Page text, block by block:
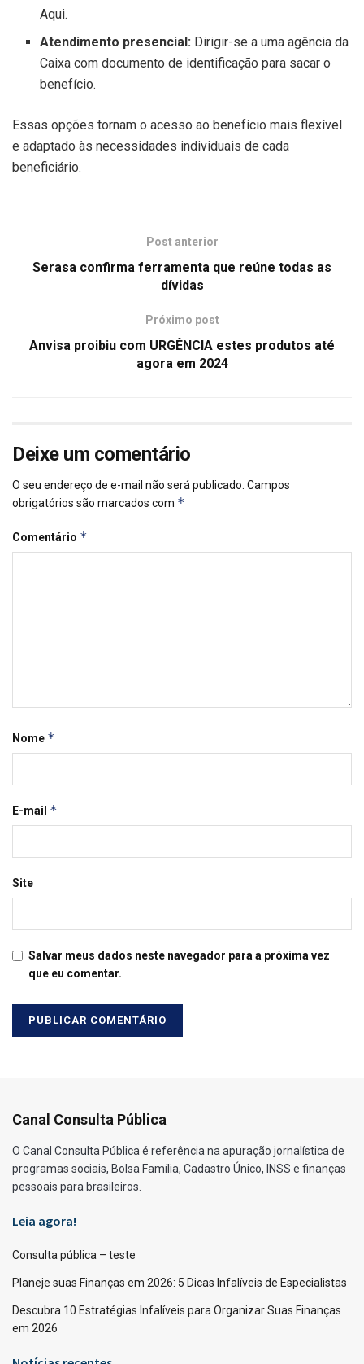
Aqui.
Atendimento presencial: Dirigir-se a uma agência da
Caixa com documento de identificação para sacar o
benefício.
Essas opções tornam o acesso ao benefício mais flexível
e adaptado às necessidades individuais de cada
beneficiário.
Post anterior
Serasa confirma ferramenta que reúne todas as
dívidas
Próximo post
Anvisa proibiu com URGÊNCIA estes produtos até
agora em 2024
Deixe um comentário
O seu endereço de e-mail não será publicado. Campos
obrigatórios são marcados com *
Comentário *
Nome *
E-mail *
Site
Salvar meus dados neste navegador para a próxima vez
que eu comentar.
Canal Consulta Pública
O Canal Consulta Pública é referência na apuração jornalística de
programas sociais, Bolsa Família, Cadastro Único, INSS e finanças
pessoais para brasileiros.
Leia agora!
Consulta pública – teste
Planeje suas Finanças em 2026: 5 Dicas Infalíveis de Especialistas
Descubra 10 Estratégias Infalíveis para Organizar Suas Finanças
em 2026